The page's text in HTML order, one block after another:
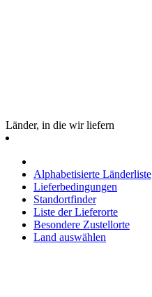
Länder, in die wir liefern
Alphabetisierte Länderliste
Lieferbedingungen
Standortfinder
Liste der Lieferorte
Besondere Zustellorte
Land auswählen